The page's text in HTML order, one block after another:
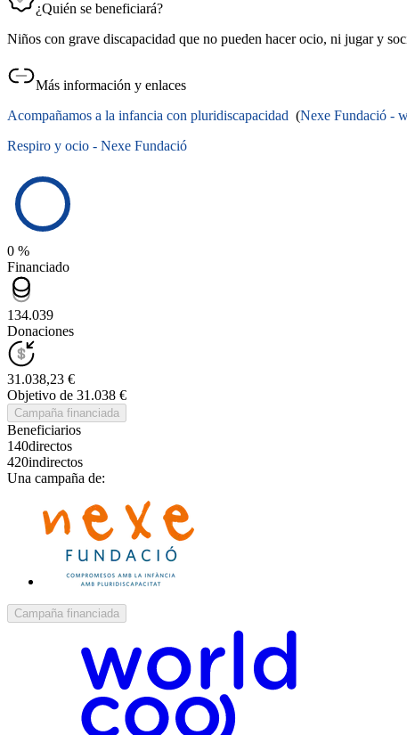
¿Quién se beneficiará?
Niños con grave discapacidad que no pueden hacer ocio, ni jugar y
Más información y enlaces
Acompañamos a la infancia con pluridiscapacidad (Nexe Fundació -
Respiro y ocio - Nexe Fundació
0 %
Financiado
134.039
Donaciones
31.038,23 €
Objetivo de 31.038 €
Campaña financiada
Beneficiarios
140directos
420indirectos
Una campaña de:
Campaña financiada